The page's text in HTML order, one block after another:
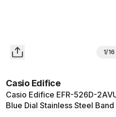
1/16
Casio Edifice
Casio Edifice EFR-526D-
Blue Dial Stainless Steel Band